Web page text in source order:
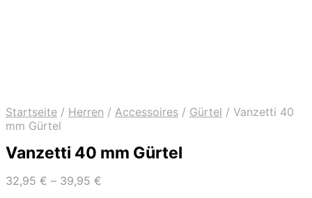
Startseite / Herren / Accessoires / Gürtel / Vanzetti 40
mm Gürtel
Vanzetti 40 mm Gürtel
32,95 € – 39,95 €